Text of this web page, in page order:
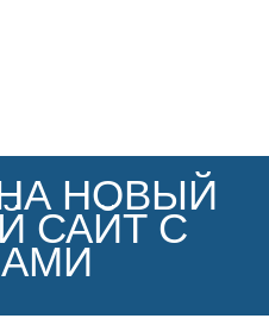
НОВЫЙ
САЙТ С